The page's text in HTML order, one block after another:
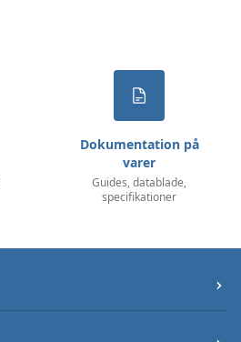
Dokumentation på
varer
Guides, datablade,
specifikationer